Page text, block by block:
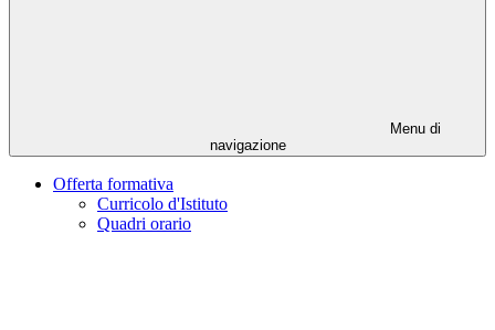
Menu di
navigazione
Offerta formativa
Curricolo d'Istituto
Quadri orario